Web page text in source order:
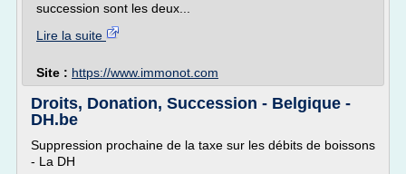
succession sont les deux...
Lire la suite
Site : https://www.immonot.com
Droits, Donation, Succession - Belgique -
DH.be
Suppression prochaine de la taxe sur les débits de boissons
- La DH